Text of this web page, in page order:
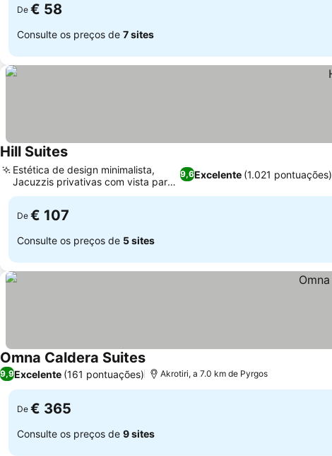
De € 58
Consulte os preços de 7 sites
Hill Suites
9,6Excelente (1.021 pontuações)
Estética de design minimalista,
Jacuzzis privativas com vista para
o mar
De € 107
Consulte os preços de 5 sites
Omna Caldera Suites
9,9Excelente (161 pontuações) Akrotiri, a 7.0 km de Pyrgos
De € 365
Consulte os preços de 9 sites